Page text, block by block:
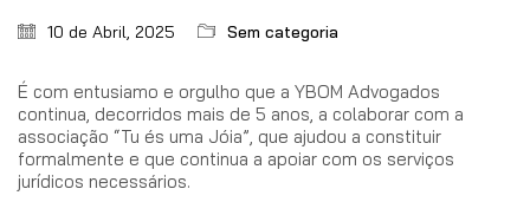
10 de Abril, 2025 Sem categoria
É com entusiamo e orgulho que a YBOM Advogados
continua, decorridos mais de 5 anos, a colaborar com a
associação “Tu és uma Jóia”, que ajudou a constituir
formalmente e que continua a apoiar com os serviços
jurídicos necessários.